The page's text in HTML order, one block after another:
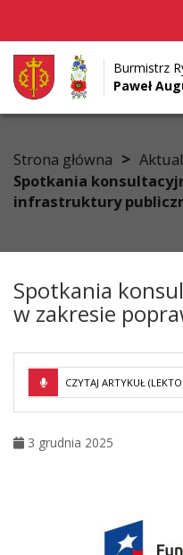
Przejdź do menu
Przejdź do głównej treści strony
Przejdź do stopki strony
Burmistrz
Paweł
Strona główna >
Spotkania
infrastruktury
Spotkania
w zakresie
CZYTAJ ARTYKUŁ
3 grudnia 2025